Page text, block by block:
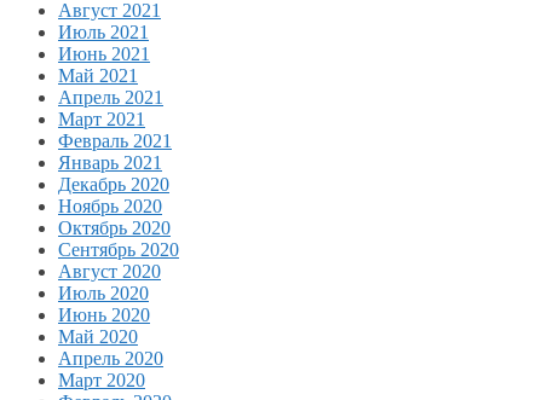
Август 2021
Июль 2021
Июнь 2021
Май 2021
Апрель 2021
Март 2021
Февраль 2021
Январь 2021
Декабрь 2020
Ноябрь 2020
Октябрь 2020
Сентябрь 2020
Август 2020
Июль 2020
Июнь 2020
Май 2020
Апрель 2020
Март 2020